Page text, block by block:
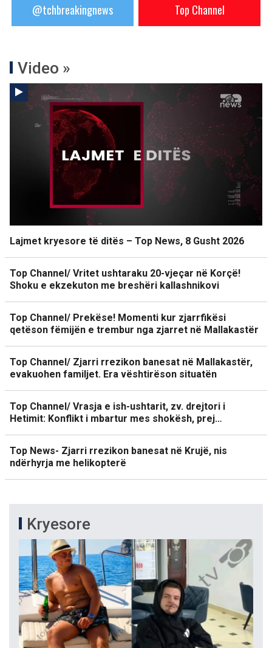
@tchbreakingnews Top Channel
Video »
Lajmet kryesore të ditës – Top News, 8 Gusht 2026
Top Channel/ Vritet ushtaraku 20-vjeçar në Korçë!
Shoku e ekzekuton me breshëri kallashnikovi
Top Channel/ Prekëse! Momenti kur zjarrfikësi
qetëson fëmijën e trembur nga zjarret në Mallakastër
Top Channel/ Zjarri rrezikon banesat në Mallakastër,
evakuohen familjet. Era vështirëson situatën
Top Channel/ Vrasja e ish-ushtarit, zv. drejtori i
Hetimit: Konflikt i mbartur mes shokësh, prej…
Top News- Zjarri rrezikon banesat në Krujë, nis
ndërhyrja me helikopterë
Kryesore